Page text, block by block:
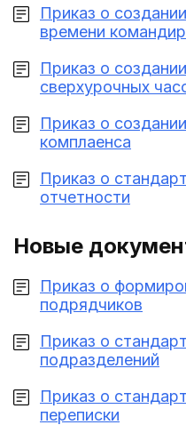
Приказ о
времени
Приказ о
сверхурочных
Приказ о
комплаенса
Приказ о
отчетности
Новые
Приказ о
подрядчиков
Приказ о
подразделений
Приказ о
переписки